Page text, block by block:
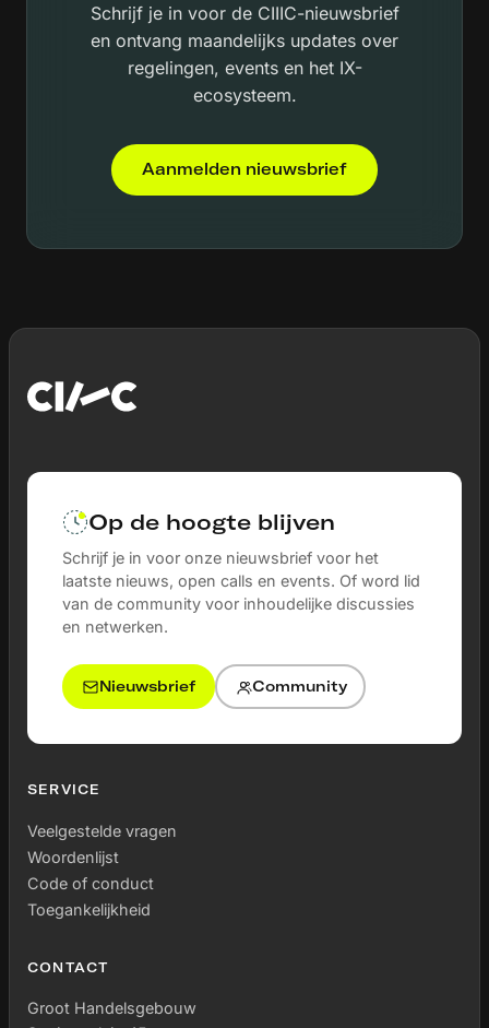
Schrijf je in voor de CIIIC-nieuwsbrief
en ontvang maandelijks updates over
regelingen, events en het IX-
ecosysteem.
Aanmelden nieuwsbrief
Op de hoogte blijven
Schrijf je in voor onze nieuwsbrief voor het
laatste nieuws, open calls en events. Of word lid
van de community voor inhoudelijke discussies
en netwerken.
Nieuwsbrief Community
SERVICE
Veelgestelde vragen
Woordenlijst
Code of conduct
Toegankelijkheid
CONTACT
Groot Handelsgebouw